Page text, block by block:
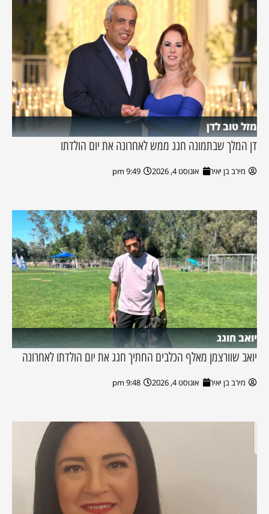
מזל טוב לדן
דן המלך שבתמונה חגג ממש לאחרונה את יום הולדתו
מירב בן יאיר אוגוסט 4, 2026 9:49 pm
יואב חוגג
יואב שוורצמן מאלף הכלבים החתיך חגג את יום הולדתו לאחרונה
מירב בן יאיר אוגוסט 4, 2026 9:48 pm